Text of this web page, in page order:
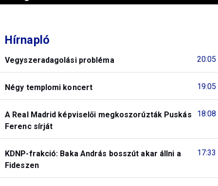
Hírnapló
20:05
Vegyszeradagolási probléma
19:05
Négy templomi koncert
18:08
A Real Madrid képviselői megkoszorúzták Puskás
Ferenc sírját
17:33
KDNP-frakció: Baka András bosszút akar állni a
Fideszen